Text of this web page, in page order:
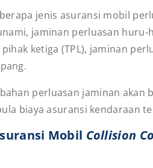
jenis asuransi mobil
jaminan perluasan huru-
ketiga (TPL), jaminan
perluasan jaminan akan
biaya asuransi kendaraan
Mobil Collision